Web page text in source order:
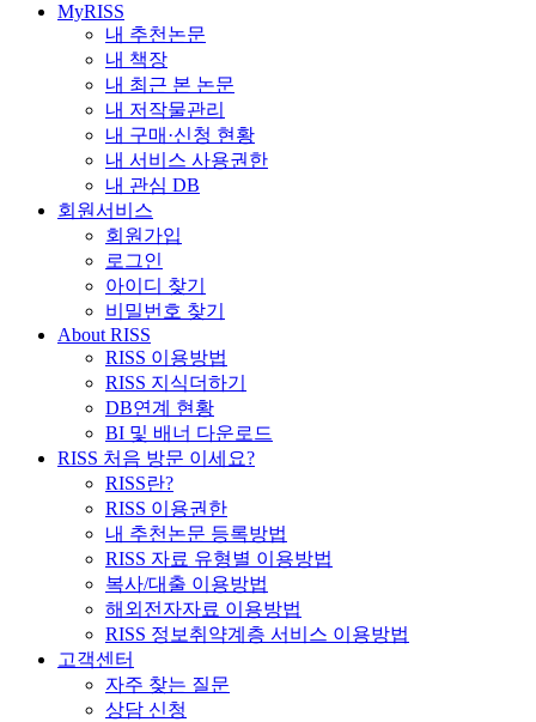
MyRISS
내 추천논문
내 책장
내 최근 본 논문
내 저작물관리
내 구매·신청 현황
내 서비스 사용권한
내 관심 DB
회원서비스
회원가입
로그인
아이디 찾기
비밀번호 찾기
About RISS
RISS 이용방법
RISS 지식더하기
DB연계 현황
BI 및 배너 다운로드
RISS 처음 방문 이세요?
RISS란?
RISS 이용권한
내 추천논문 등록방법
RISS 자료 유형별 이용방법
복사/대출 이용방법
해외전자자료 이용방법
RISS 정보취약계층 서비스 이용방법
고객센터
자주 찾는 질문
상담 신청